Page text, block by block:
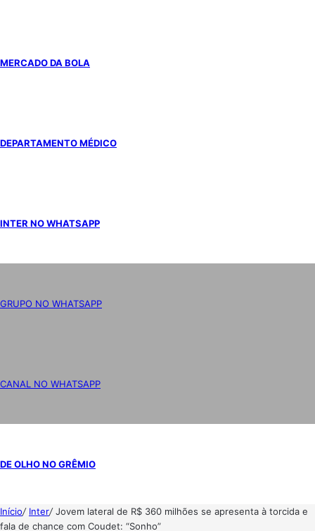
MERCADO DA BOLA
DEPARTAMENTO MÉDICO
INTER NO WHATSAPP
GRUPO NO WHATSAPP
CANAL NO WHATSAPP
DE OLHO NO GRÊMIO
Início/ Inter/Jovem lateral de R$ 360 milhões se apresenta à torcida e
fala de chance com Coudet: “Sonho”